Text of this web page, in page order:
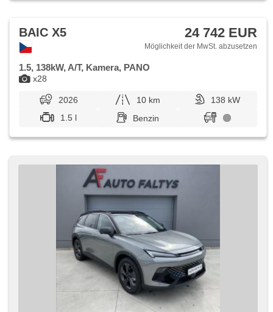
x28
BAIC X5 24 742 EUR
Möglichkeit der MwSt. abzusetzen
1.5, 138kW, A/T, Kamera, PANO
2026 10 km
138 kW
1.5 l
Benzin